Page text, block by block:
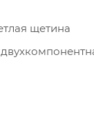
щетина